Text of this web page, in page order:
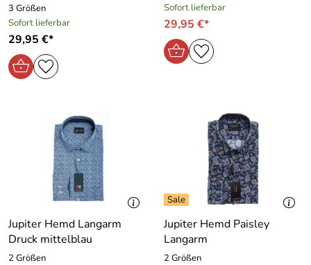
3 Größen
Sofort lieferbar
29,95 €*
Sofort lieferbar
29,95 €*
Jupiter Hemd Langarm
Druck mittelblau
2 Größen
Jupiter Hemd Paisley
Langarm
2 Größen